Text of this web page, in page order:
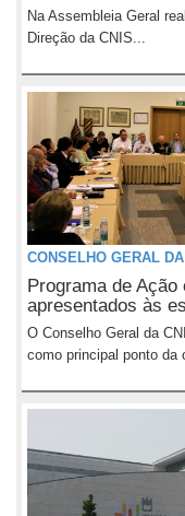
Na Assembleia Geral
Direção da CNIS...
CONSELHO GERAL
Programa de
apresentados às
O Conselho Geral da
como principal ponto da